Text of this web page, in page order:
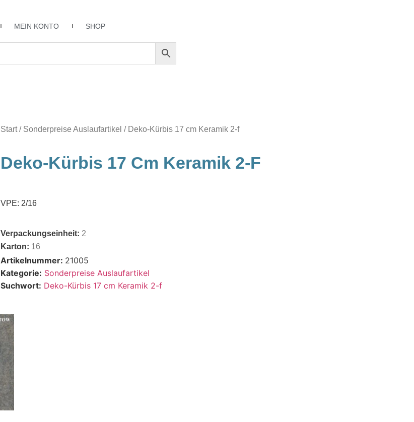
MEIN KONTO SHOP
Start/ Sonderpreise Auslaufartikel / Deko-Kürbis 17 cm Keramik 2-f
Deko-Kürbis 17 Cm Keramik 2-F
VPE: 2/16
Verpackungseinheit: 2
Karton: 16
Artikelnummer: 21005
Kategorie: Sonderpreise Auslaufartikel
Suchwort: Deko-Kürbis 17 cm Keramik 2-f